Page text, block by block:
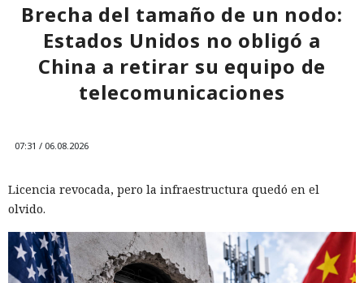
Brecha del tamaño de un nodo:
Estados Unidos no obligó a
China a retirar su equipo de
telecomunicaciones
07:31 / 06.08.2026
Licencia revocada, pero la infraestructura quedó en el
olvido.